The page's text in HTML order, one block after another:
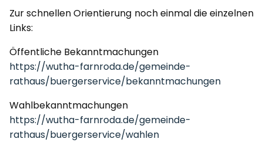
Zur schnellen Orientierung noch einmal die einzelnen
Links:
Öffentliche Bekanntmachungen
https://wutha-farnroda.de/gemeinde-
rathaus/buergerservice/bekanntmachungen
Wahlbekanntmachungen
https://wutha-farnroda.de/gemeinde-
rathaus/buergerservice/wahlen